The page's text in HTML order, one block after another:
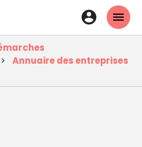
contenu
principal
En-
tête
-
Annuaire des entreprises